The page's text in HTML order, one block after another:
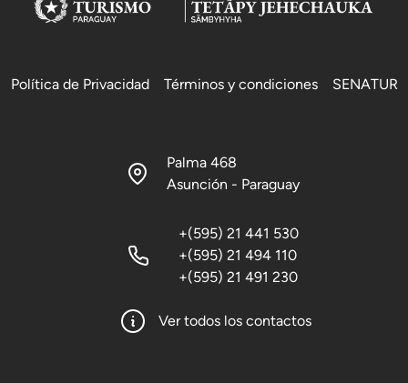
Política de Privacidad Términos y condiciones SENATUR
Palma 468
Asunción - Paraguay
+(595) 21 441 530
+(595) 21 494 110
+(595) 21 491 230
Ver todos los contactos